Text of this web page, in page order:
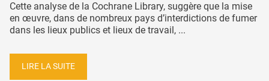
Cette analyse de la Cochrane Library, suggère que la mise
en œuvre, dans de nombreux pays d’interdictions de fumer
dans les lieux publics et lieux de travail, ...
LIRE LA SUITE